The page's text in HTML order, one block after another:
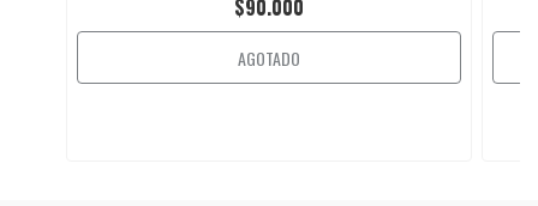
$90.000
AGOTADO